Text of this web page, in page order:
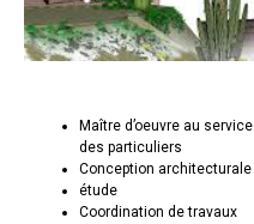
Maître d’oeuvre au service
des particuliers
Conception architecturale
étude
Coordination de travaux